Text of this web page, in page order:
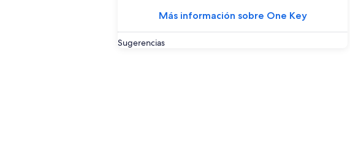
Más información sobre One Key
Sugerencias